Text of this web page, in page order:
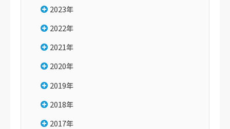
2023年
2022年
2021年
2020年
2019年
2018年
2017年